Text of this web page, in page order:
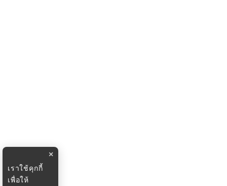
×
เราใช้คุกกี้
เพื่อให้